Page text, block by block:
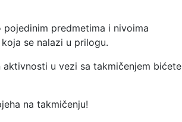
predmetima i nivoima
se nalazi u prilogu.
u vezi sa takmičenjem bićete
na takmičenju!